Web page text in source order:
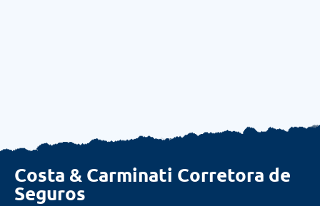
Costa & Carminati Corretora de
Seguros